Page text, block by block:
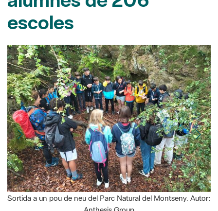
Sortida a un pou de neu del Parc Natural del Montseny. Autor:
Anthesis Group
25/06/2025
L’arribada de l’estiu posa punt i final al programa escolar